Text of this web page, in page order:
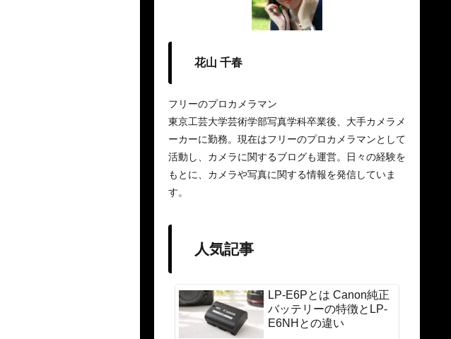
花山 千春
フリーのプロカメラマン
東京工芸大学芸術学部写真学科卒業後、大手カメラメ
ーカーに勤務。現在はフリーのプロカメラマンとして
活動し、カメラに関するブログも運営。日々の経験を
もとに、カメラや写真に関する情報を発信していま
す。
人気記事
LP-E6Pとは Canon純正
バッテリーの特徴とLP-
E6NHとの違い